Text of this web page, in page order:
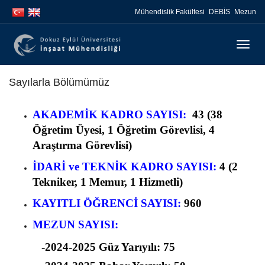
atla
atla
Mühendislik Fakültesi DEBİS Mezun
Sayılarla Bölümümüz
AKADEMİK KADRO SAYISI: 43 (38
Öğretim Üyesi, 1 Öğretim Görevlisi, 4
Araştırma Görevlisi)
İDARİ ve TEKNİK KADRO SAYISI: 4 (2
Tekniker, 1 Memur, 1 Hizmetli)
KAYITLI ÖĞRENCİ SAYISI: 960
MEZUN SAYISI:
-2024-2025 Güz Yarıyılı: 75